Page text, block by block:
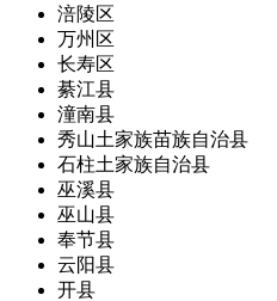
涪陵区
万州区
长寿区
綦江县
潼南县
秀山土家族苗族自治县
石柱土家族自治县
巫溪县
巫山县
奉节县
云阳县
开县